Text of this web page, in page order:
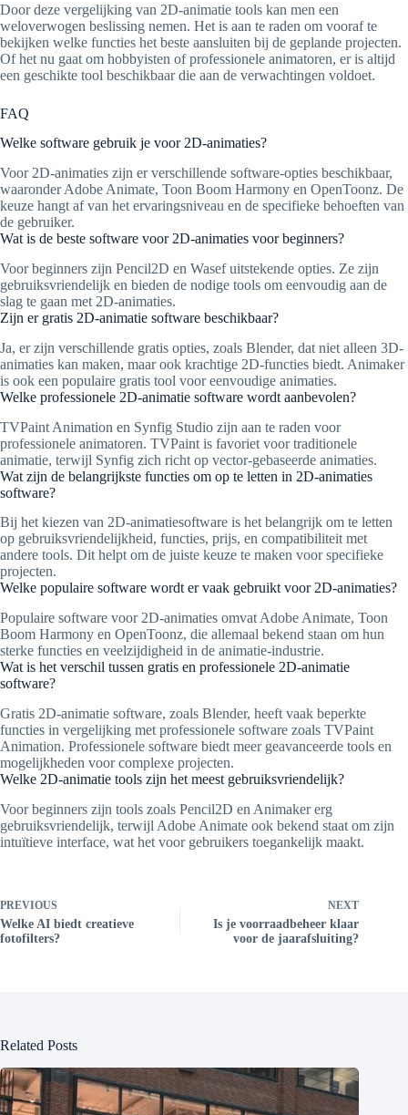
Door deze vergelijking van 2D-animatie tools kan men een
weloverwogen beslissing nemen. Het is aan te raden om vooraf te
bekijken welke functies het beste aansluiten bij de geplande projecten.
Of het nu gaat om hobbyisten of professionele animatoren, er is altijd
een geschikte tool beschikbaar die aan de verwachtingen voldoet.
FAQ
Welke software gebruik je voor 2D-animaties?
Voor 2D-animaties zijn er verschillende software-opties beschikbaar,
waaronder Adobe Animate, Toon Boom Harmony en OpenToonz. De
keuze hangt af van het ervaringsniveau en de specifieke behoeften van
de gebruiker.
Wat is de beste software voor 2D-animaties voor beginners?
Voor beginners zijn Pencil2D en Wasef uitstekende opties. Ze zijn
gebruiksvriendelijk en bieden de nodige tools om eenvoudig aan de
slag te gaan met 2D-animaties.
Zijn er gratis 2D-animatie software beschikbaar?
Ja, er zijn verschillende gratis opties, zoals Blender, dat niet alleen 3D-
animaties kan maken, maar ook krachtige 2D-functies biedt. Animaker
is ook een populaire gratis tool voor eenvoudige animaties.
Welke professionele 2D-animatie software wordt aanbevolen?
TVPaint Animation en Synfig Studio zijn aan te raden voor
professionele animatoren. TVPaint is favoriet voor traditionele
animatie, terwijl Synfig zich richt op vector-gebaseerde animaties.
Wat zijn de belangrijkste functies om op te letten in 2D-animaties
software?
Bij het kiezen van 2D-animatiesoftware is het belangrijk om te letten
op gebruiksvriendelijkheid, functies, prijs, en compatibiliteit met
andere tools. Dit helpt om de juiste keuze te maken voor specifieke
projecten.
Welke populaire software wordt er vaak gebruikt voor 2D-animaties?
Populaire software voor 2D-animaties omvat Adobe Animate, Toon
Boom Harmony en OpenToonz, die allemaal bekend staan om hun
sterke functies en veelzijdigheid in de animatie-industrie.
Wat is het verschil tussen gratis en professionele 2D-animatie
software?
Gratis 2D-animatie software, zoals Blender, heeft vaak beperkte
functies in vergelijking met professionele software zoals TVPaint
Animation. Professionele software biedt meer geavanceerde tools en
mogelijkheden voor complexe projecten.
Welke 2D-animatie tools zijn het meest gebruiksvriendelijk?
Voor beginners zijn tools zoals Pencil2D en Animaker erg
gebruiksvriendelijk, terwijl Adobe Animate ook bekend staat om zijn
intuïtieve interface, wat het voor gebruikers toegankelijk maakt.
PREVIOUS
Welke AI biedt creatieve
fotofilters?
NEXT
Is je voorraadbeheer klaar
voor de jaarafsluiting?
Related Posts